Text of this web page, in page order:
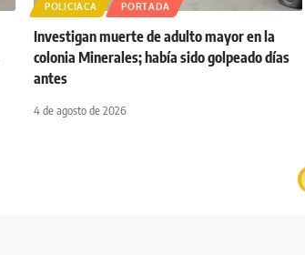
POLICIACA PORTADA
Investigan muerte de adulto mayor en la
colonia Minerales; había sido golpeado días
antes
4 de agosto de 2026